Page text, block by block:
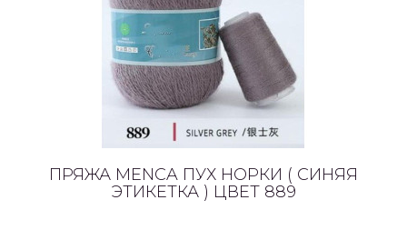
ПРЯЖА MENCA ПУХ НОРКИ ( СИНЯЯ
ЭТИКЕТКА ) ЦВЕТ 889